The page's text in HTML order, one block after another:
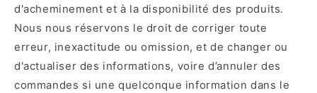
d'acheminement et à la disponibilité des produits.
Nous nous réservons le droit de corriger toute
erreur, inexactitude ou omission, et de changer ou
d'actualiser des informations, voire d’annuler des
commandes si une quelconque information dans le